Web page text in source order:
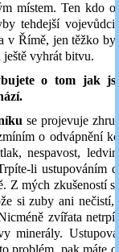
místem. Ten kdo
tehdejší
v Římě, jen těžko
vyhrát bitvu.
o tom jak
se projevuje
o odvápnění
nespavost,
li ustupováním
Z mých zkušeností
si zuby ani
zvířata netrpí
minerály.
problém, pak máte